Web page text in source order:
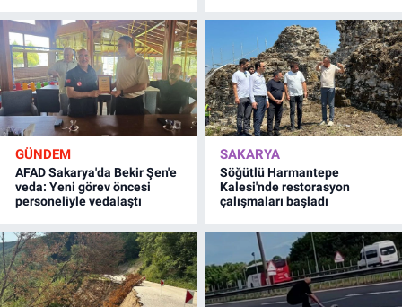
GÜNDEM
AFAD Sakarya'da Bekir Şen'e
veda: Yeni görev öncesi
personeliyle vedalaştı
SAKARYA
Söğütlü Harmantepe
Kalesi'nde restorasyon
çalışmaları başladı